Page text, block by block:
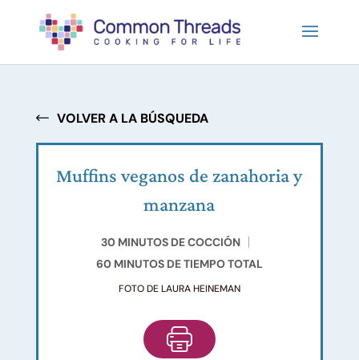
VOLVER A LA BÚSQUEDA
Muffins veganos de zanahoria y
manzana
30 MINUTOS DE COCCIÓN
60 MINUTOS DE TIEMPO TOTAL
FOTO DE LAURA HEINEMAN